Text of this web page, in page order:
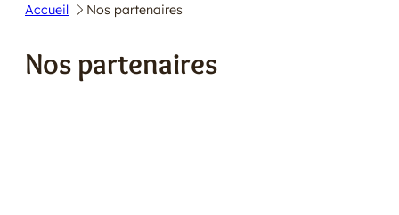
E
Accueil Nos partenaires
Nos partenaires